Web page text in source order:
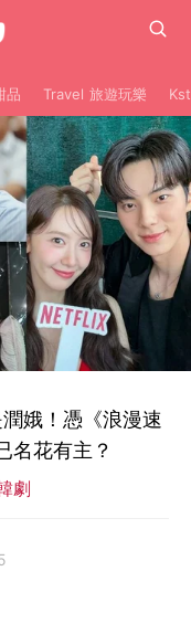
品 Travel 旅遊玩樂
娥！憑《浪漫速
名花有主？
劇